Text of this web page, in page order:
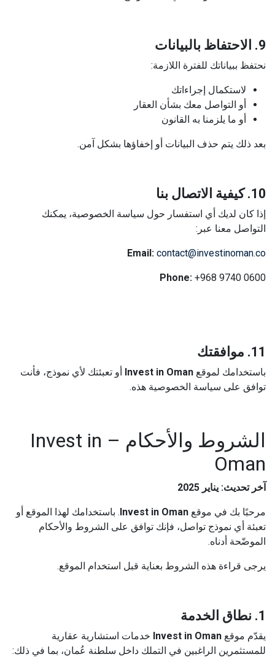
9. الاحتفاظ بالبيانات
نحتفظ ببياناتك للفترة اللازمة:
لاستكمال إجراءاتك
أو التواصل معك بشأن العقار
أو ما يلزمنا به القانون
بعد ذلك يتم حذف البيانات أو إخفاؤها بشكل آمن.
10. كيفية الاتصال بنا
إذا كان لديك أي استفسار حول سياسة الخصوصية، يمكنك
التواصل معنا عبر:
Email: contact@investinoman.co
Phone: +968 9740 0600
11. موافقتك
باستخدامك لموقع Invest in Oman أو تعبئتك لأي نموذج، فأنت
توافق على سياسة الخصوصية هذه.
الشروط والأحكام – Invest in
Oman
آخر تحديث: يناير 2025
مرحبًا بك في موقع Invest in Oman. باستخدامك لهذا الموقع أو
تعبئة أي نموذج تواصل، فإنك توافق على الشروط والأحكام
الموضّحة أدناه.
يرجى قراءة هذه الشروط بعناية قبل استخدام الموقع.
1. نطاق الخدمة
يقدّم موقع Invest in Oman خدمات استشارية عقارية
للمستثمرين الراغبين في التملك داخل سلطنة عُمان، بما في ذلك: